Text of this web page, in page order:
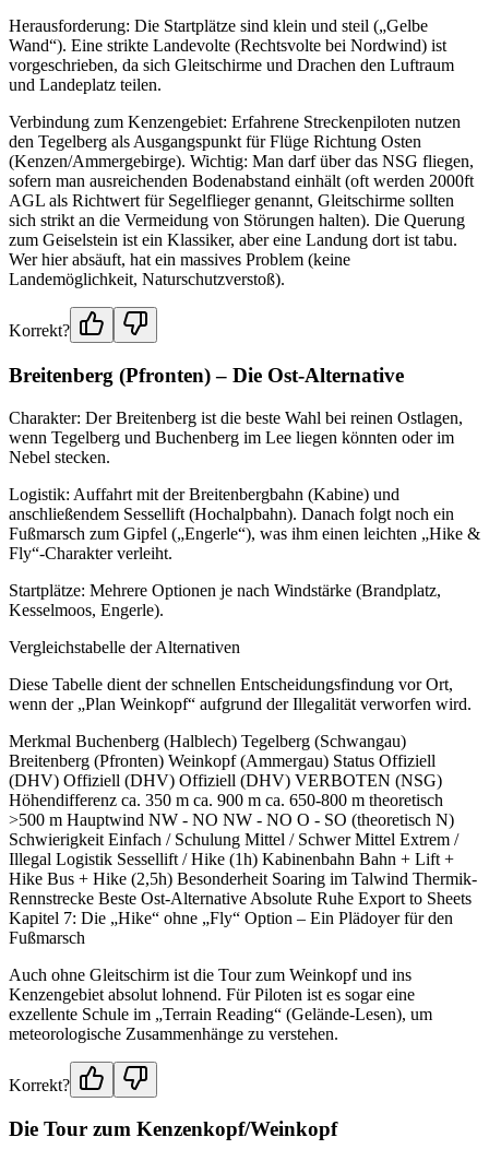
Herausforderung: Die Startplätze sind klein und steil („Gelbe
Wand“). Eine strikte Landevolte (Rechtsvolte bei Nordwind) ist
vorgeschrieben, da sich Gleitschirme und Drachen den Luftraum
und Landeplatz teilen.
Verbindung zum Kenzengebiet: Erfahrene Streckenpiloten nutzen
den Tegelberg als Ausgangspunkt für Flüge Richtung Osten
(Kenzen/Ammergebirge). Wichtig: Man darf über das NSG fliegen,
sofern man ausreichenden Bodenabstand einhält (oft werden 2000ft
AGL als Richtwert für Segelflieger genannt, Gleitschirme sollten
sich strikt an die Vermeidung von Störungen halten). Die Querung
zum Geiselstein ist ein Klassiker, aber eine Landung dort ist tabu.
Wer hier absäuft, hat ein massives Problem (keine
Landemöglichkeit, Naturschutzverstoß).
Korrekt?
Breitenberg (Pfronten) – Die Ost-Alternative
Charakter: Der Breitenberg ist die beste Wahl bei reinen Ostlagen,
wenn Tegelberg und Buchenberg im Lee liegen könnten oder im
Nebel stecken.
Logistik: Auffahrt mit der Breitenbergbahn (Kabine) und
anschließendem Sessellift (Hochalpbahn). Danach folgt noch ein
Fußmarsch zum Gipfel („Engerle“), was ihm einen leichten „Hike &
Fly“-Charakter verleiht.
Startplätze: Mehrere Optionen je nach Windstärke (Brandplatz,
Kesselmoos, Engerle).
Vergleichstabelle der Alternativen
Diese Tabelle dient der schnellen Entscheidungsfindung vor Ort,
wenn der „Plan Weinkopf“ aufgrund der Illegalität verworfen wird.
Merkmal Buchenberg (Halblech) Tegelberg (Schwangau)
Breitenberg (Pfronten) Weinkopf (Ammergau) Status Offiziell
(DHV) Offiziell (DHV) Offiziell (DHV) VERBOTEN (NSG)
Höhendifferenz ca. 350 m ca. 900 m ca. 650-800 m theoretisch
>500 m Hauptwind NW - NO NW - NO O - SO (theoretisch N)
Schwierigkeit Einfach / Schulung Mittel / Schwer Mittel Extrem /
Illegal Logistik Sessellift / Hike (1h) Kabinenbahn Bahn + Lift +
Hike Bus + Hike (2,5h) Besonderheit Soaring im Talwind Thermik-
Rennstrecke Beste Ost-Alternative Absolute Ruhe Export to Sheets
Kapitel 7: Die „Hike“ ohne „Fly“ Option – Ein Plädoyer für den
Fußmarsch
Auch ohne Gleitschirm ist die Tour zum Weinkopf und ins
Kenzengebiet absolut lohnend. Für Piloten ist es sogar eine
exzellente Schule im „Terrain Reading“ (Gelände-Lesen), um
meteorologische Zusammenhänge zu verstehen.
Korrekt?
Die Tour zum Kenzenkopf/Weinkopf